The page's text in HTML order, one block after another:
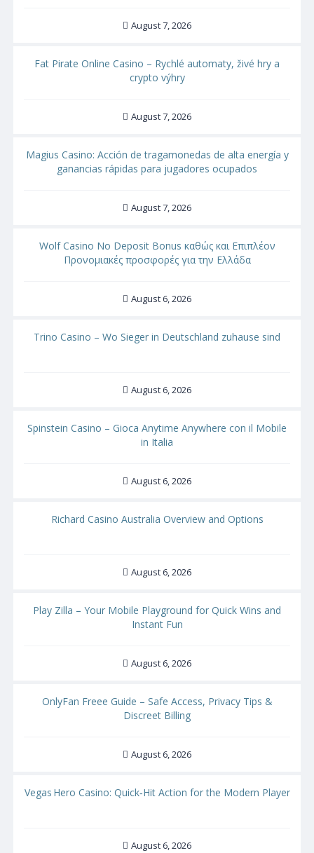
August 7, 2026
Fat Pirate Online Casino – Rychlé automaty, živé hry a
crypto výhry
August 7, 2026
Magius Casino: Acción de tragamonedas de alta energía y
ganancias rápidas para jugadores ocupados
August 7, 2026
Wolf Casino No Deposit Bonus καθώς και Επιπλέον
Προνομιακές προσφορές για την Ελλάδα
August 6, 2026
Trino Casino – Wo Sieger in Deutschland zuhause sind
August 6, 2026
Spinstein Casino – Gioca Anytime Anywhere con il Mobile
in Italia
August 6, 2026
Richard Casino Australia Overview and Options
August 6, 2026
Play Zilla – Your Mobile Playground for Quick Wins and
Instant Fun
August 6, 2026
OnlyFan Freee Guide – Safe Access, Privacy Tips &
Discreet Billing
August 6, 2026
Vegas Hero Casino: Quick‑Hit Action for the Modern Player
August 6, 2026